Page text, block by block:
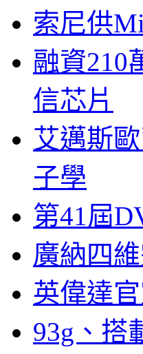
索尼供
融資210
信芯片
艾邁斯
子學
第41屆
廣納四
英偉達
93g、搭